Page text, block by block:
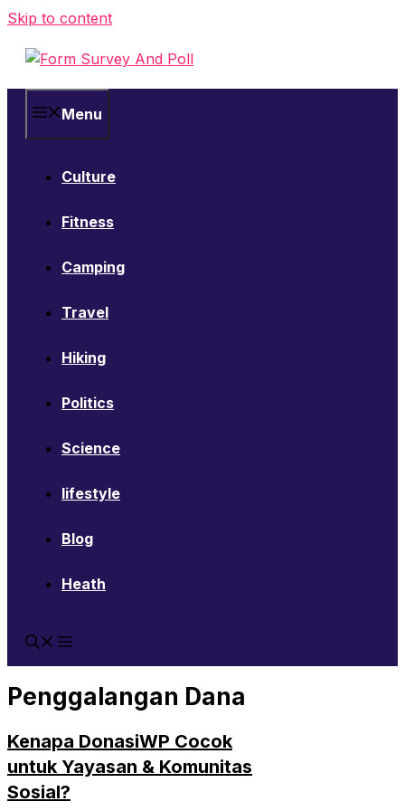
Skip to content
Menu
Culture
Fitness
Camping
Travel
Hiking
Politics
Science
lifestyle
Blog
Heath
Penggalangan Dana
Kenapa DonasiWP Cocok
untuk Yayasan & Komunitas
Sosial?